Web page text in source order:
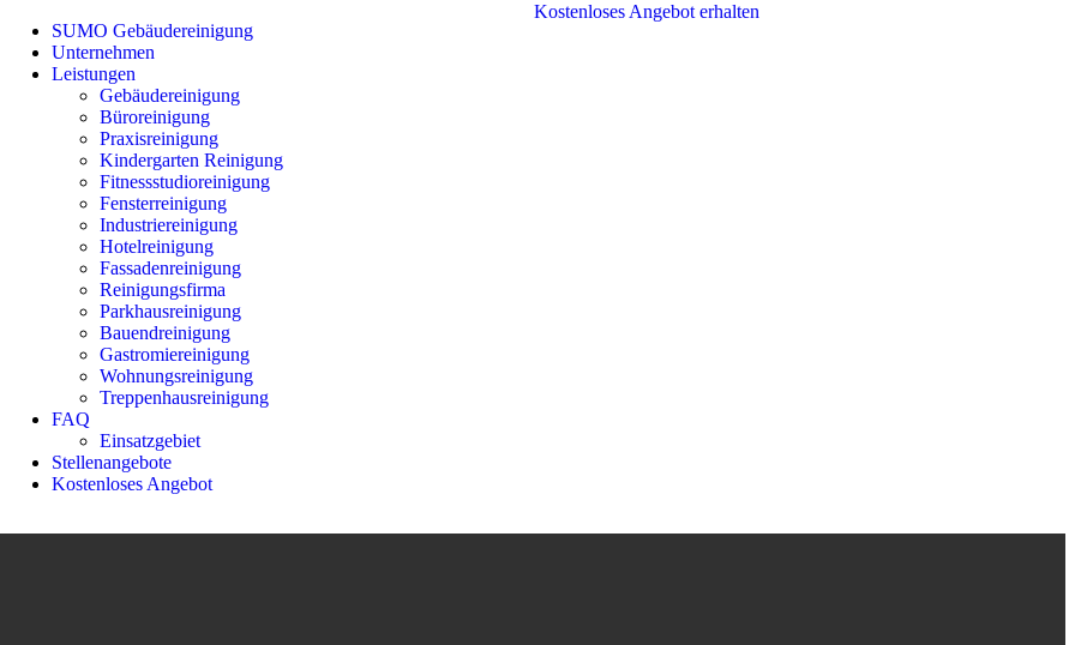
SUMO Gebäudereinigung
Unternehmen
Leistungen
Gebäudereinigung
Büroreinigung
Praxisreinigung
Kindergarten Reinigung
Fitnessstudioreinigung
Fensterreinigung
Industriereinigung
Hotelreinigung
Fassadenreinigung
Reinigungsfirma
Parkhausreinigung
Bauendreinigung
Gastromiereinigung
Wohnungsreinigung
Treppenhausreinigung
FAQ
Einsatzgebiet
Stellenangebote
Kostenloses Angebot
Kostenloses Angebot erhalten